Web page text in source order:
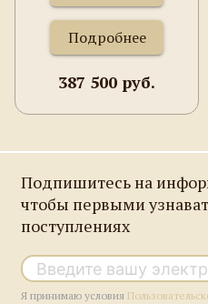
Подробнее
387 500 руб.
Подпишитесь на
чтобы первыми
поступлениях
Я принимаю условия